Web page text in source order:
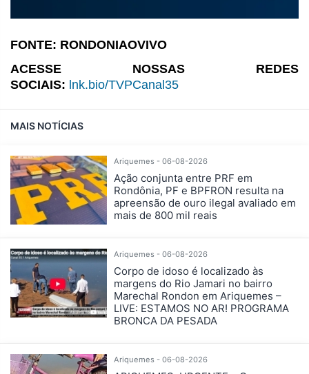
FONTE: RONDONIAOVIVO
ACESSE NOSSAS REDES
SOCIAIS: lnk.bio/TVPCanal35
MAIS NOTÍCIAS
Ariquemes - 06-08-2026
Ação conjunta entre PRF em
Rondônia, PF e BPFRON resulta na
apreensão de ouro ilegal avaliado em
mais de 800 mil reais
Ariquemes - 06-08-2026
Corpo de idoso é localizado às
margens do Rio Jamari no bairro
Marechal Rondon em Ariquemes –
LIVE: ESTAMOS NO AR! PROGRAMA
BRONCA DA PESADA
Ariquemes - 06-08-2026